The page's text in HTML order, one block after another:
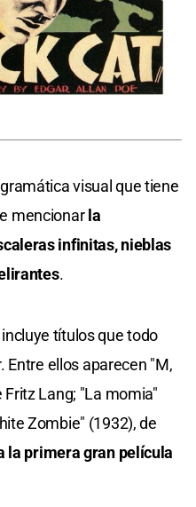
visual que tiene
mencionar la
infinitas, nieblas
.
títulos que todo
Entre ellos aparecen "M,
Lang; "La momia"
Zombie" (1932), de
la primera gran película